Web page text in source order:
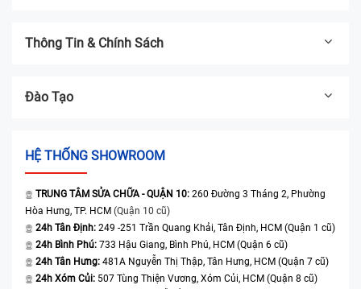
Thông Tin & Chính Sách
Đào Tạo
HỆ THỐNG SHOWROOM
TRUNG TÂM SỬA CHỮA - QUẬN 10: 260 Đường 3 Tháng 2, Phường
Hòa Hưng, TP. HCM (Quận 10 cũ)
24h Tân Định: 249 -251 Trần Quang Khải, Tân Định, HCM (Quận 1 cũ)
24h Bình Phú: 733 Hậu Giang, Bình Phú, HCM (Quận 6 cũ)
24h Tân Hưng: 481A Nguyễn Thị Thập, Tân Hưng, HCM (Quận 7 cũ)
24h Xóm Củi: 507 Tùng Thiện Vương, Xóm Củi, HCM (Quận 8 cũ)